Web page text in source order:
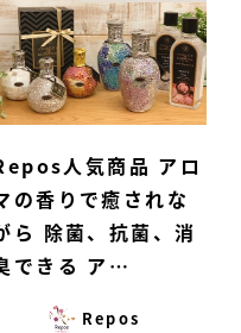
人気商品 アロ
の香りで癒されな
ら 除菌、抗菌、消
できる ア…
Repos